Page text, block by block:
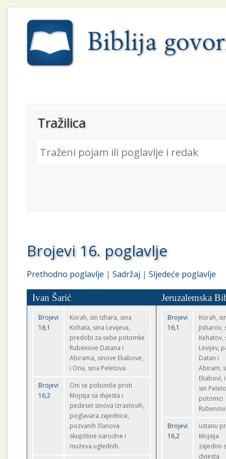
Tražilica
Brojevi 16. poglavlje
Prethodno poglavlje |Sadržaj |Sljedeće poglavlje
Ivan Šarić Jeruzalemska
Brojevi
16,1
Korah, sin Izhara, sina
Kohata, sina Levijeva,
predobi za sebe potomke
Rubenove Datana i
Abirama, sinove Eliabove,
i Ona, sina Peletova.
Brojevi
16,2
Oni se pobuniše proti
Mojsija sa dvjesta i
pedeset sinova Izraelovih,
poglavara zajednice,
pozvanih članova
skupštine narodne i
muževa uglednih.
Brojevi
16,1
Korah,
Jisharov,
Kehatov,
Levijev,
Datan i
Abiram,
Eliabovi,
sin
potomci
Brojevi
16,2
ustanu
Mojsija
zajedno
dvjesta